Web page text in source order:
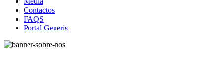
Contactos
FAQS
Portal Generis